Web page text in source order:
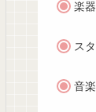
楽
ス
音